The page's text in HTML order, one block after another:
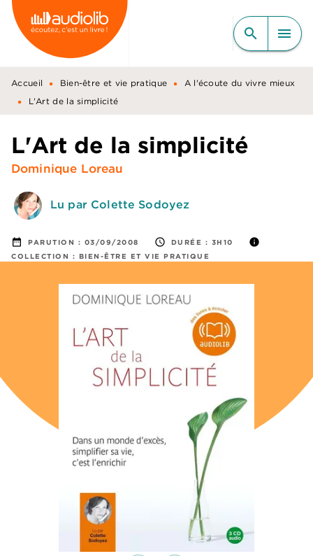
MENU RECHERCHE
CONTENU
PIED DE PAGE
search menu
Accueil • Bien-être et vie pratique • A l'écoute du vivre mieux
• L'Art de la simplicité
L'Art de la simplicité
Dominique Loreau
Lu par Colette Sodoyez
date_range PARUTION : 03/09/2008 access_time DURÉE : 3H10 info
COLLECTION : BIEN-ÊTRE ET VIE PRATIQUE